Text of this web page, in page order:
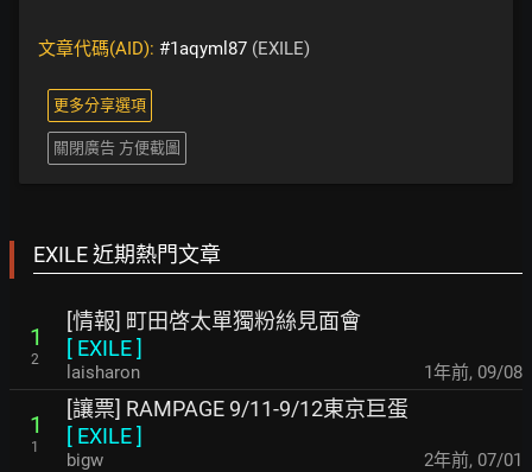
文章代碼(AID): #1aqyml87 (EXILE)
更多分享選項
關閉廣告 方便截圖
EXILE 近期熱門文章
1
2
[情報] 町田啓太單獨粉絲見面會
[ EXILE]
laisharon 1年前, 09/08
1
1
[讓票] RAMPAGE 9/11-9/12東京巨蛋
[ EXILE]
bigw 2年前, 07/01